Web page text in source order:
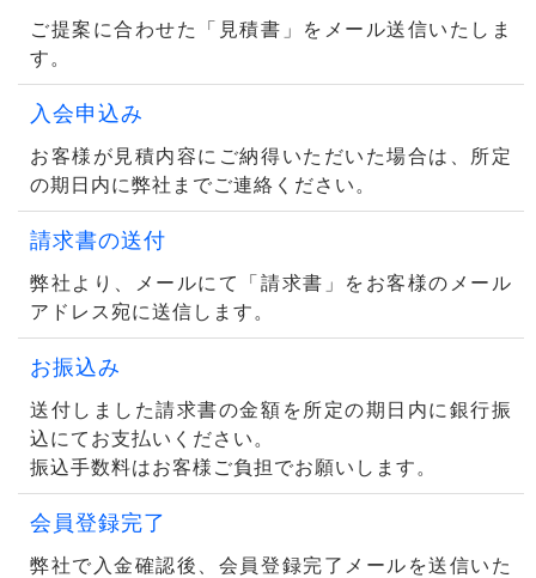
ご提案に合わせた「見積書」をメール送信いたしま
す。
入会申込み
お客様が見積内容にご納得いただいた場合は、所定
の期日内に弊社までご連絡ください。
請求書の送付
弊社より、メールにて「請求書」をお客様のメール
アドレス宛に送信します。
お振込み
送付しました請求書の金額を所定の期日内に銀行振
込にてお支払いください。
振込手数料はお客様ご負担でお願いします。
会員登録完了
弊社で入金確認後、会員登録完了メールを送信いた